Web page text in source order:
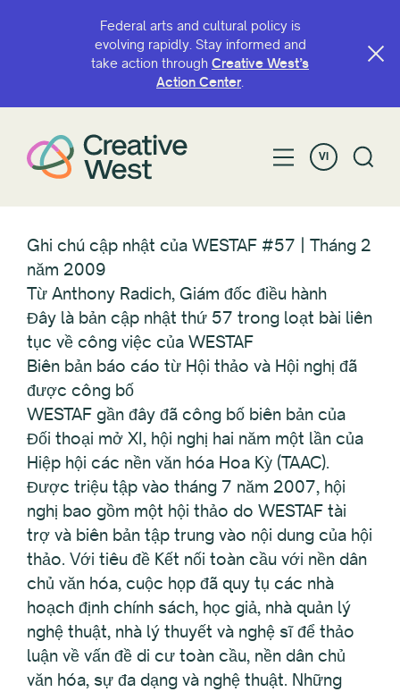
Federal arts and cultural policy is
evolving rapidly. Stay informed and
take action through Creative West’s
Action Center.
VI
Ghi chú cập nhật của WESTAF #57 | Tháng 2
năm 2009
Từ Anthony Radich, Giám đốc điều hành
Đây là bản cập nhật thứ 57 trong loạt bài liên
tục về công việc của WESTAF
Biên bản báo cáo từ Hội thảo và Hội nghị đã
được công bố
WESTAF gần đây đã công bố biên bản của
Đối thoại mở XI, hội nghị hai năm một lần của
Hiệp hội các nền văn hóa Hoa Kỳ (TAAC).
Được triệu tập vào tháng 7 năm 2007, hội
nghị bao gồm một hội thảo do WESTAF tài
trợ và biên bản tập trung vào nội dung của hội
thảo. Với tiêu đề Kết nối toàn cầu với nền dân
chủ văn hóa, cuộc họp đã quy tụ các nhà
hoạch định chính sách, học giả, nhà quản lý
nghệ thuật, nhà lý thuyết và nghệ sĩ để thảo
luận về vấn đề di cư toàn cầu, nền dân chủ
văn hóa, sự đa dạng và nghệ thuật. Những